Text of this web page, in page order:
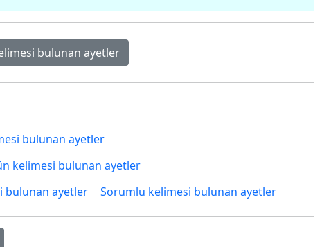
bulunan ayetler
bulunan ayetler
kelimesi bulunan ayetler
bulunan ayetler Sorumlu kelimesi bulunan ayetler